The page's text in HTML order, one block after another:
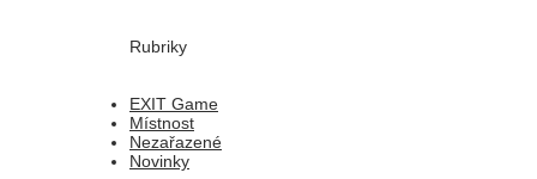
Rubriky
EXIT Game
Místnost
Nezařazené
Novinky